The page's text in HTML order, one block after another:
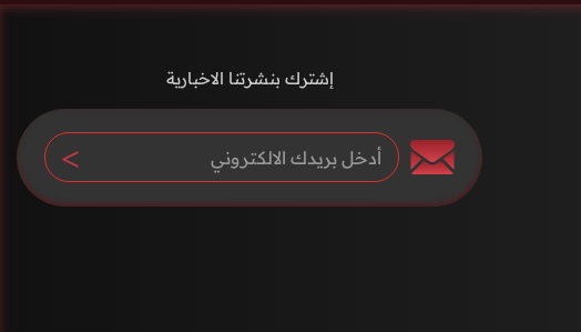
إشترك بنشرتنا الاخبارية